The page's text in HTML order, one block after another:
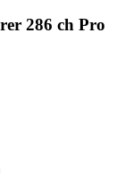
286 ch Pro